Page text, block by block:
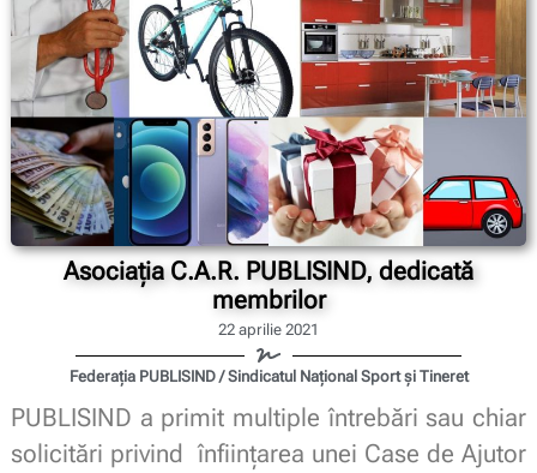
Asociația C.A.R. PUBLISIND, dedicată
membrilor
22 aprilie 2021
Federația PUBLISIND / Sindicatul Național Sport și Tineret
PUBLISIND a primit multiple întrebări sau chiar
solicitări privind înființarea unei Case de Ajutor